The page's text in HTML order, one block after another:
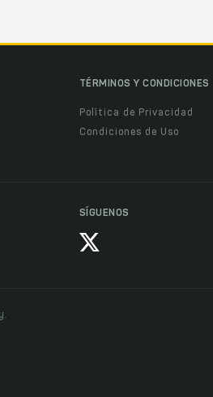
TÉRMINOS Y CONDICIONES
Política de Privacidad
Condiciones de Uso
SÍGUENOS